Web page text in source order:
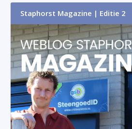
Staphorst Magazine | Editie 2